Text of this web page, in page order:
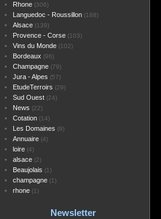
Rhone(306)
Languedoc - Roussillon(188)
Alsace(139)
Provence - Corse(103)
Vins du Monde(102)
Bordeaux (96)
Champagne(79)
Jura - Alpes (57)
EtudeTerroirs (29)
Sud Ouest(24)
News (22)
Cotation(14)
Les Domaines (9)
Annuaire(4)
loire(4)
alsace(2)
Beaujolais (1)
champagne(1)
rhone(1)
Newsletter